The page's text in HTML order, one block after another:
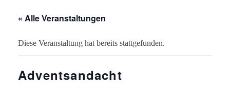
« Alle Veranstaltungen
Diese Veranstaltung hat bereits stattgefunden.
Adventsandacht